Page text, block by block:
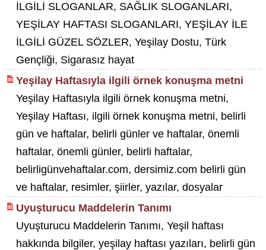
İLGİLİ SLOGANLAR, SAĞLIK SLOGANLARI,
YEŞİLAY HAFTASI SLOGANLARI, YEŞİLAY İLE
İLGİLİ GÜZEL SÖZLER, Yeşilay Dostu, Türk
Gençliği, Sigarasız hayat
Yeşilay Haftasıyla ilgili örnek konuşma metni
Yeşilay Haftasıyla ilgili örnek konuşma metni,
Yeşilay Haftası, ilgili örnek konuşma metni, belirli
gün ve haftalar, belirli günler ve haftalar, önemli
haftalar, önemli günler, belirli haftalar,
belirligünvehaftalar.com, dersimiz.com belirli gün
ve haftalar, resimler, şiirler, yazılar, dosyalar
Uyuşturucu Maddelerin Tanımı
Uyuşturucu Maddelerin Tanımı, Yeşil haftası
hakkında bilgiler, yeşilay haftası yazıları, belirli gün